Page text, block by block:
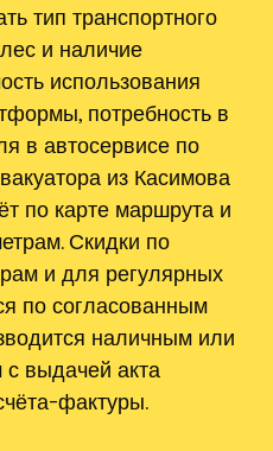
тип транспортного
и наличие
использования
потребность в
в автосервисе по
из Касимова
по карте маршрута и
Скидки по
и для регулярных
по согласованным
наличным или
выдачей акта
фактуры.